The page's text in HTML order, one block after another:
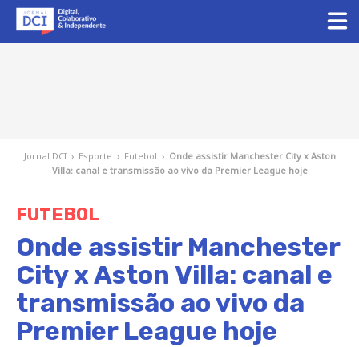
Jornal DCI › Esporte › Futebol › Onde assistir Manchester City x Aston
Villa: canal e transmissão ao vivo da Premier League hoje
FUTEBOL
Onde assistir Manchester
City x Aston Villa: canal e
transmissão ao vivo da
Premier League hoje